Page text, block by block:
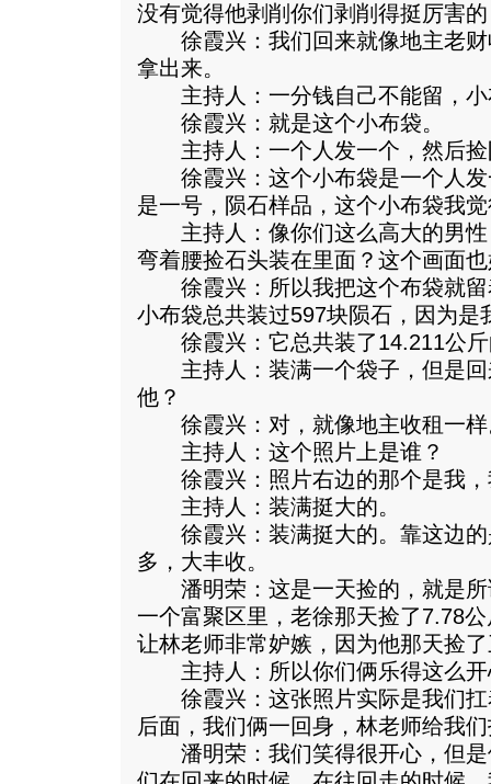
没有觉得他剥削你们剥削得挺厉害
徐霞兴：我们回来就像地主老财
拿出来。
主持人：一分钱自己不能留，小
徐霞兴：就是这个小布袋。
主持人：一个人发一个，然后捡
徐霞兴：这个小布袋是一个人发
是一号，陨石样品，这个小布袋我
主持人：像你们这么高大的男性
弯着腰捡石头装在里面？这个画面
徐霞兴：所以我把这个布袋就留
小布袋总共装过597块陨石，因为是
徐霞兴：它总共装了14.211公斤
主持人：装满一个袋子，但是回
他？
徐霞兴：对，就像地主收租一样
主持人：这个照片上是谁？
徐霞兴：照片右边的那个是我，
主持人：装满挺大的。
徐霞兴：装满挺大的。靠这边的
多，大丰收。
潘明荣：这是一天捡的，就是所
一个富聚区里，老徐那天捡了7.78
让林老师非常妒嫉，因为他那天捡
主持人：所以你们俩乐得这么开
徐霞兴：这张照片实际是我们扛
后面，我们俩一回身，林老师给我
潘明荣：我们笑得很开心，但是